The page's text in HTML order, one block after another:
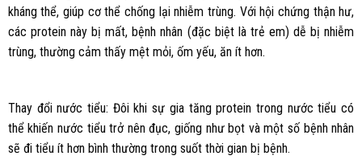
kháng thể, giúp cơ thể chống lại nhiễm trùng. Với hội chứng thận hư,
các protein này bị mất, bệnh nhân (đặc biệt là trẻ em) dễ bị nhiễm
trùng, thường cảm thấy mệt mỏi, ốm yếu, ăn ít hơn.
Thay đổi nước tiểu: Đôi khi sự gia tăng protein trong nước tiểu có
thể khiến nước tiểu trở nên đục, giống như bọt và một số bệnh nhân
sẽ đi tiểu ít hơn bình thường trong suốt thời gian bị bệnh.